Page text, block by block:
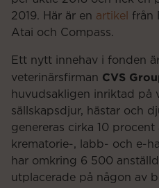
2019. Här är en artikel
från
Atai och Compass.
Ett nytt innehav i fonden
veterinärsfirman CVS
huvudsakligen inriktad på
sällskapsdjur, hästar och
genereras cirka 10
krematorie-, labb- och e-
har omkring 6 500
utplacerade på någon av